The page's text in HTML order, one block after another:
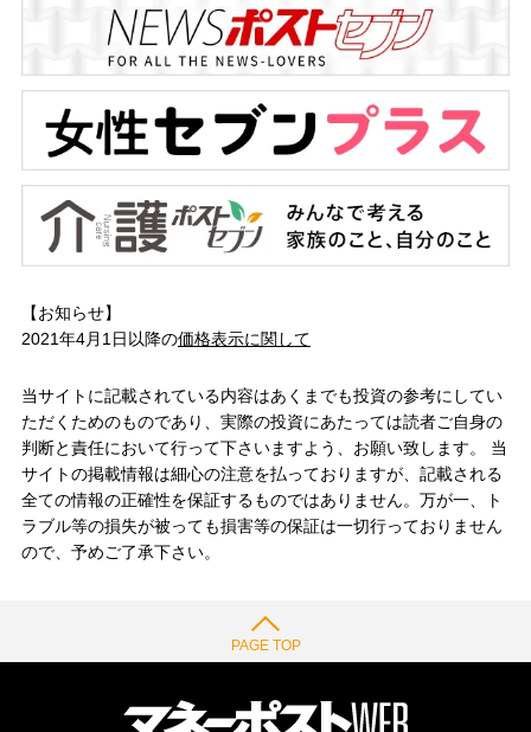
【お知らせ】
2021年4月1日以降の価格表示に関して
当サイトに記載されている内容はあくまでも投資の参考にしてい
ただくためのものであり、実際の投資にあたっては読者ご自身の
判断と責任において行って下さいますよう、お願い致します。 当
サイトの掲載情報は細心の注意を払っておりますが、記載される
全ての情報の正確性を保証するものではありません。万が一、ト
ラブル等の損失が被っても損害等の保証は一切行っておりません
ので、予めご了承下さい。
PAGE TOP